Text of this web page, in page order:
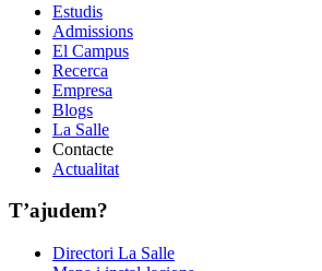
Estudis
Admissions
El Campus
Recerca
Empresa
Blogs
La Salle
Contacte
Actualitat
T’ajudem?
Directori La Salle